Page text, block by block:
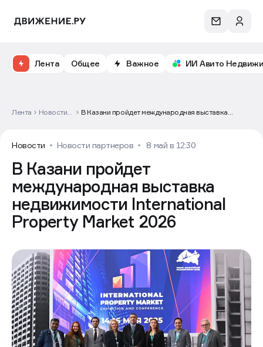
Лента Общее Важное ИИ Авито
Лента
Новости
В Казани пройдет международная выставка
Новости Новости партнеров 8 май в 12:30
В Казани пройдет
международная выставка
недвижимости International
Property Market 2026